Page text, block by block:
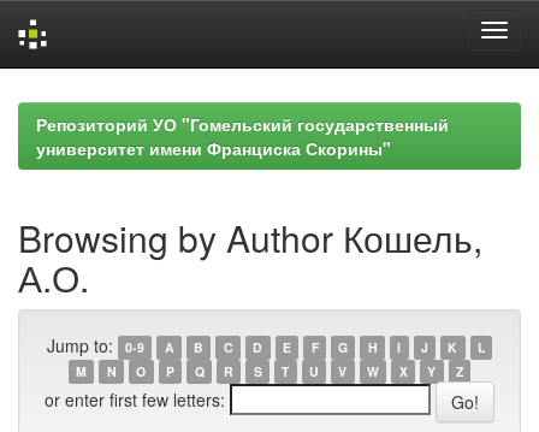
navigationРепозиторий УО "Гомельский государственный
университет имени Франциска Скорины"
Browsing by Author Кошель,
А.О.
Jump to: 0-9 A B C D E F G H I J K
L
M
N O P Q R S T U V W X Y Z
or enter first few letters: